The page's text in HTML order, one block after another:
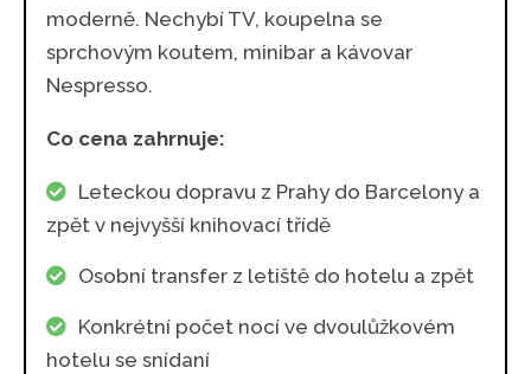
moderně. Nechybí TV, koupelna se
sprchovým koutem, minibar a kávovar
Nespresso.
Co cena zahrnuje:
Leteckou dopravu z Prahy do Barcelony a
zpět v nejvyšší knihovací třídě
Osobní transfer z letiště do hotelu a zpět
Konkrétní počet nocí ve dvoulůžkovém
hotelu se snídaní